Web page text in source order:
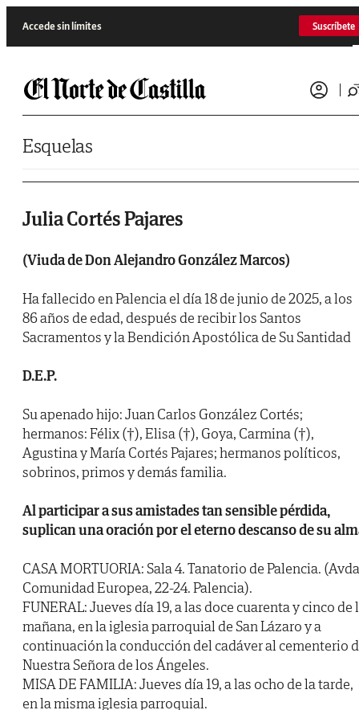
Accede sin límites Suscríbete
Esquelas
Julia Cortés Pajares
(Viuda de Don Alejandro González Marcos)
Ha fallecido en Palencia el día 18 de junio de 2025, a los
86 años de edad, después de recibir los Santos
Sacramentos y la Bendición Apostólica de Su Santidad
D.E.P.
Su apenado hijo: Juan Carlos González Cortés;
hermanos: Félix (†), Elisa (†), Goya, Carmina (†),
Agustina y María Cortés Pajares; hermanos políticos,
sobrinos, primos y demás familia.
Al participar a sus amistades tan sensible pérdida,
suplican una oración por el eterno descanso de su
CASA MORTUORIA: Sala 4. Tanatorio de Palencia.
Comunidad Europea, 22-24. Palencia).
FUNERAL: Jueves día 19, a las doce cuarenta y cinco de
mañana, en la iglesia parroquial de San Lázaro y a
continuación la conducción del cadáver al cementerio
Nuestra Señora de los Ángeles.
MISA DE FAMILIA: Jueves día 19, a las ocho de la tarde,
en la misma iglesia parroquial.